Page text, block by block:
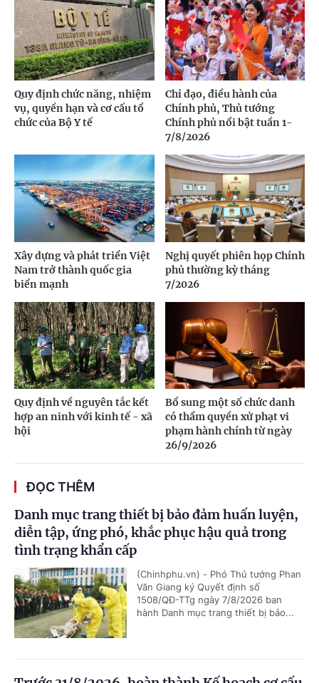
Quy định chức năng, nhiệm
vụ, quyền hạn và cơ cấu tổ
chức của Bộ Y tế
Chỉ đạo, điều hành của
Chính phủ, Thủ tướng
Chính phủ nổi bật tuần 1-
7/8/2026
Xây dựng và phát triển Việt
Nam trở thành quốc gia
biển mạnh
Nghị quyết phiên họp Chính
phủ thường kỳ tháng
7/2026
Quy định về nguyên tắc kết
hợp an ninh với kinh tế - xã
hội
Bổ sung một số chức danh
có thẩm quyền xử phạt vi
phạm hành chính từ ngày
26/9/2026
ĐỌC THÊM
Danh mục trang thiết bị bảo đảm huấn luyện,
diễn tập, ứng phó, khắc phục hậu quả trong
tình trạng khẩn cấp
(Chinhphu.vn) - Phó Thủ tướng Phan
Văn Giang ký Quyết định số
1508/QĐ-TTg ngày 7/8/2026 ban
hành Danh mục trang thiết bị bảo...